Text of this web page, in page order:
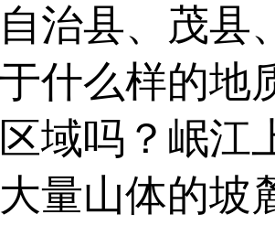
治县、茂县
什么样的地
域吗？岷江
量山体的坡